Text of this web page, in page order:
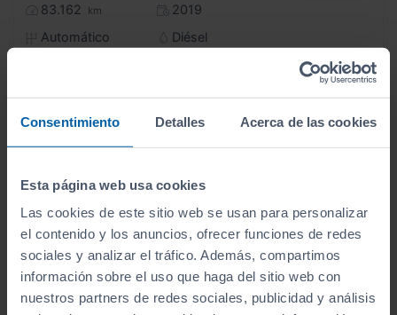
Consentimiento Detalles Acerca de las cookies
Esta página web usa cookies
Las cookies de este sitio web se usan para personalizar
el contenido y los anuncios, ofrecer funciones de redes
sociales y analizar el tráfico. Además, compartimos
información sobre el uso que haga del sitio web con
nuestros partners de redes sociales, publicidad y análisis
83.162 km
2019
Automático
Diésel